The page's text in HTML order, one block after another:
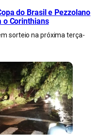
do Brasil e Pezzolano
o Corinthians
sorteio na próxima terça-